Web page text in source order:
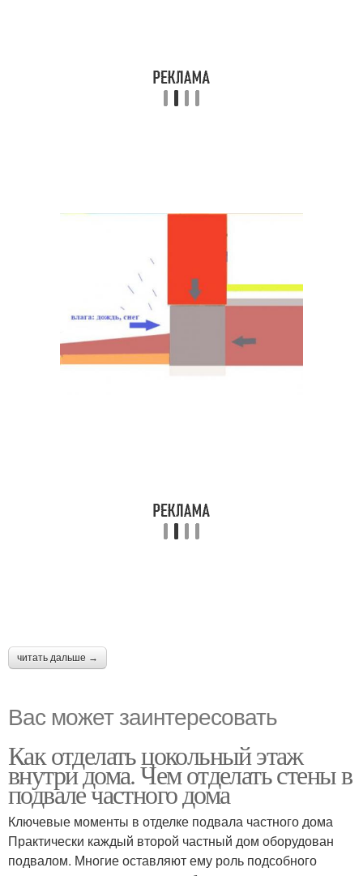
читать дальше →
Вас может заинтересовать
Как отделать цокольный этаж
внутри дома. Чем отделать стены в
подвале частного дома
Ключевые моменты в отделке подвала частного дома
Практически каждый второй частный дом оборудован
подвалом. Многие оставляют ему роль подсобного